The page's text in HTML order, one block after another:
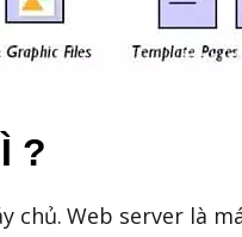
?
chủ. Web server là